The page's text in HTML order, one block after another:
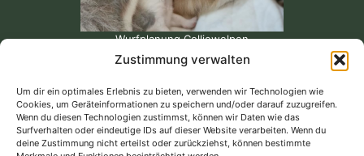
Zustimmung verwalten
Um dir ein optimales Erlebnis zu bieten, verwenden wir Technologien wie
Cookies, um Geräteinformationen zu speichern und/oder darauf zuzugreifen.
Wenn du diesen Technologien zustimmst, können wir Daten wie das
Surfverhalten oder eindeutige IDs auf dieser Website verarbeiten. Wenn du
deine Zustimmung nicht erteilst oder zurückziehst, können bestimmte
Wurfplanung Colliewelpen
Unsere Bewertungen bei Google...